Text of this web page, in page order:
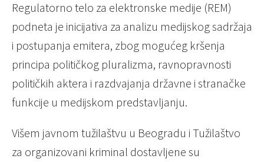
Regulatorno telo za elektronske medije (REM)
podneta je inicijativa za analizu medijskog sadržaja
i postupanja emitera, zbog mogućeg kršenja
principa političkog pluralizma, ravnopravnosti
političkih aktera i razdvajanja državne i stranačke
funkcije u medijskom predstavljanju.
Višem javnom tužilaštvu u Beogradu i Tužilaštvo
za organizovani kriminal dostavljene su